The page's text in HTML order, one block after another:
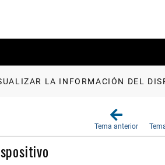
LA INFORMACIÓN DEL
Tema anterior